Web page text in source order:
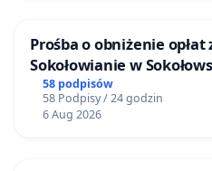
Prośba o obniżenie opłat
Sokołowianie w
58 podpisów
58 Podpisy / 24 godzin
6 Aug 2026